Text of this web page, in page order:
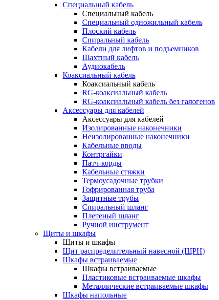
Специальный кабель
Специальный кабель
Специальный одножильный кабель
Плоский кабель
Спиральный кабель
Кабели для лифтов и подъемников
Шахтный кабель
Аудиокабель
Коаксиальный кабель
Коаксиальный кабель
RG-коаксиальный кабель
RG-коаксиальный кабель без галогенов
Аксессуары для кабелей
Аксессуары для кабелей
Изолированные наконечники
Неизолированные наконечники
Кабельные вводы
Контргайки
Патч-корды
Кабельные стяжки
Термоусадочные трубки
Гофрированная труба
Защитные трубы
Спиральный шланг
Плетеный шланг
Ручной инструмент
Щиты и шкафы
Щиты и шкафы
Щит распределительный навесной (ЩРН)
Шкафы встраиваемые
Шкафы встраиваемые
Пластиковые встраиваемые шкафы
Металлические встраиваемые шкафы
Шкафы напольные